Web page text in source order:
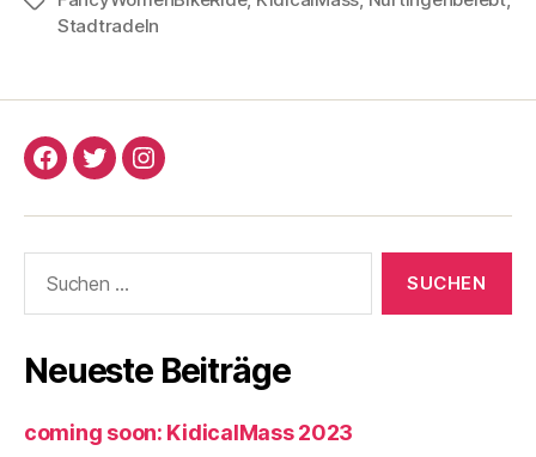
Stadtradeln
CriticalCriticalCritical
nach:
Neueste Beiträge
coming soon: KidicalMass 2023